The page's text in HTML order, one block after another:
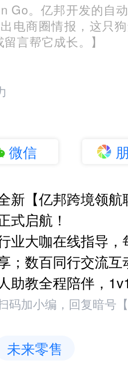
Go。亿邦开发的自
电商圈情报，这只
言帮它成长。】
微信
新【亿邦跨境领
式启航！
业大咖在线指导
；数百同行交流
助教全程陪伴，
码加小编，回复暗号
未来零售